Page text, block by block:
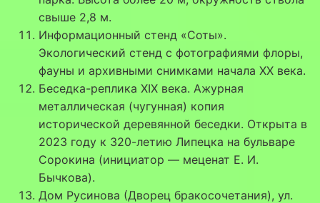
свыше 2,8 м.
Информационный стенд «Соты».
Экологический стенд с фотографиями флоры,
фауны и архивными снимками начала XX века.
Беседка-реплика XIX века. Ажурная
металлическая (чугунная) копия
исторической деревянной беседки. Открыта в
2023 году к 320-летию Липецка на бульваре
Сорокина (инициатор — меценат Е. И.
Бычкова).
Дом Русинова (Дворец бракосочетания), ул.